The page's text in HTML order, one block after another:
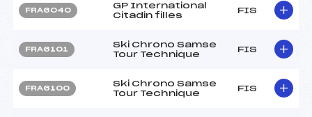
FRA6040
GP International
Citadin filles
FIS
FRA6101
Ski Chrono Samse
Tour Technique
FIS
FRA6100
Ski Chrono Samse
Tour Technique
FIS